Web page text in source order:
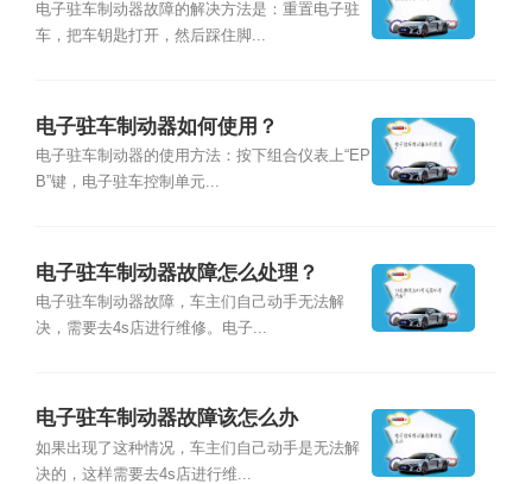
电子驻车制动器故障的解决方法是：重置电子驻
车，把车钥匙打开，然后踩住脚...
电子驻车制动器如何使用？
电子驻车制动器的使用方法：按下组合仪表上“EP
B”键，电子驻车控制单元...
电子驻车制动器故障怎么处理？
电子驻车制动器故障，车主们自己动手无法解
决，需要去4s店进行维修。电子...
电子驻车制动器故障该怎么办
如果出现了这种情况，车主们自己动手是无法解
决的，这样需要去4s店进行维...